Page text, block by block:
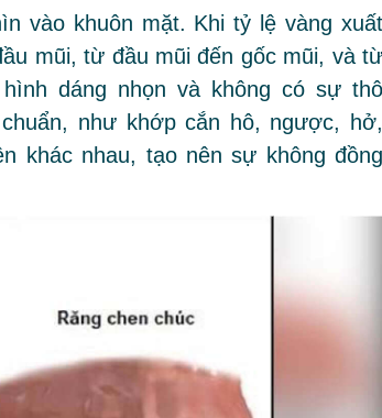
vào khuôn mặt. Khi tỷ lệ vàng xuất
mũi, từ đầu mũi đến gốc mũi, và từ
dáng nhọn và không có sự thô
như khớp cắn hô, ngược, hở,
khác nhau, tạo nên sự không đồng